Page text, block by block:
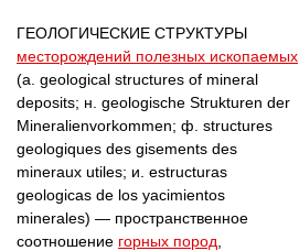
ГЕОЛОГИЧЕСКИЕ СТРУКТУРЫ
месторождений полезных ископаемых
(а. geological structures of mineral
deposits; н. geologische Strukturen der
Mineralienvorkommen; ф. structures
geologiques des gisements des
mineraux utiles; и. estructuras
geologicas de los yacimientos
minerales) — пространственное
соотношение горных пород